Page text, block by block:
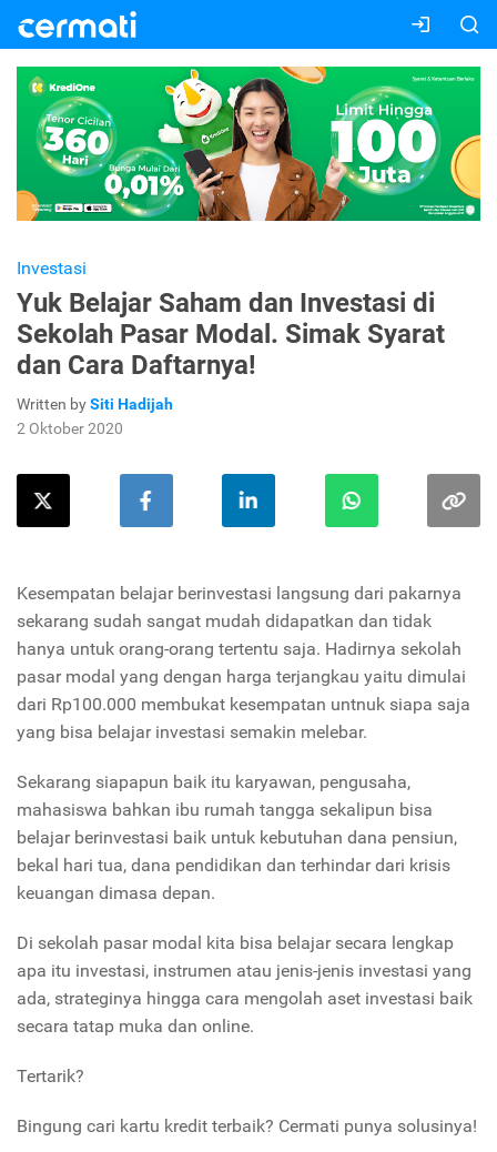
Investasi
Yuk Belajar Saham dan Investasi di
Sekolah Pasar Modal. Simak Syarat
dan Cara Daftarnya!
Written bySiti Hadijah
2 Oktober 2020
Kesempatan belajar berinvestasi langsung dari pakarnya
sekarang sudah sangat mudah didapatkan dan tidak
hanya untuk orang-orang tertentu saja. Hadirnya sekolah
pasar modal yang dengan harga terjangkau yaitu dimulai
dari Rp100.000 membukat kesempatan untnuk siapa saja
yang bisa belajar investasi semakin melebar.
Sekarang siapapun baik itu karyawan, pengusaha,
mahasiswa bahkan ibu rumah tangga sekalipun bisa
belajar berinvestasi baik untuk kebutuhan dana pensiun,
bekal hari tua, dana pendidikan dan terhindar dari krisis
keuangan dimasa depan.
Di sekolah pasar modal kita bisa belajar secara lengkap
apa itu investasi, instrumen atau jenis-jenis investasi yang
ada, strateginya hingga cara mengolah aset investasi baik
secara tatap muka dan online.
Tertarik?
Bingung cari kartu kredit terbaik? Cermati punya solusinya!